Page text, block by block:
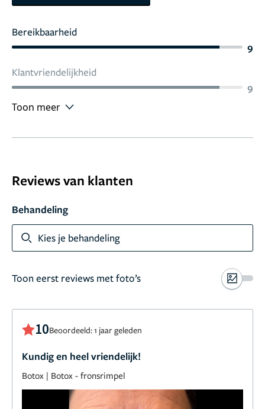
Bereikbaarheid
9
Klantvriendelijkheid
9
Toon meer
Reviews van klanten
Behandeling
Kies je behandeling
Toon eerst reviews met foto’s
10Beoordeeld: 1 jaar geleden
Kundig en heel vriendelijk!
Botox | Botox - fronsrimpel